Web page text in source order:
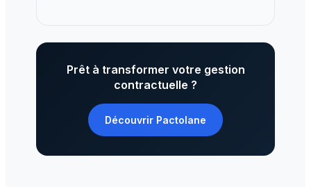
Prêt à transformer votre gestion
contractuelle ?
Découvrir Pactolane